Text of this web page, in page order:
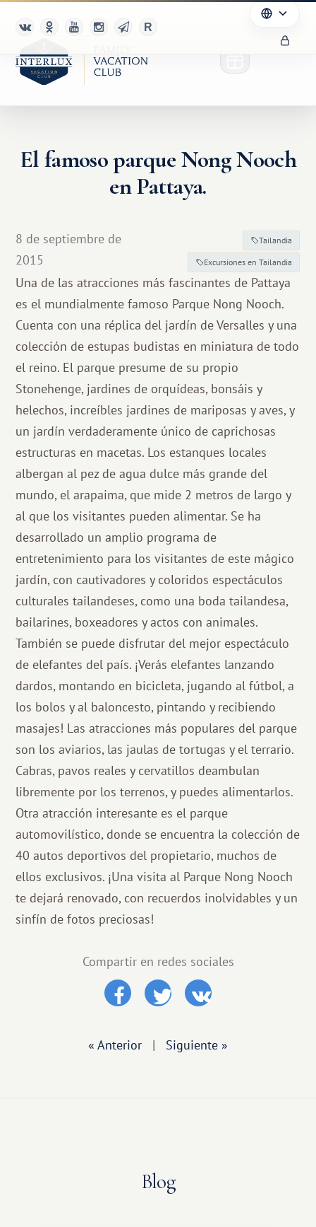
El famoso parque Nong Nooch
en Pattaya.
8 de septiembre de
2015
Tailandia
Excursiones en Tailandia
Una de las atracciones más fascinantes de Pattaya
es el mundialmente famoso Parque Nong Nooch.
Cuenta con una réplica del jardín de Versalles y una
colección de estupas budistas en miniatura de todo
el reino. El parque presume de su propio
Stonehenge, jardines de orquídeas, bonsáis y
helechos, increíbles jardines de mariposas y aves, y
un jardín verdaderamente único de caprichosas
estructuras en macetas. Los estanques locales
albergan al pez de agua dulce más grande del
mundo, el arapaima, que mide 2 metros de largo y
al que los visitantes pueden alimentar. Se ha
desarrollado un amplio programa de
entretenimiento para los visitantes de este mágico
jardín, con cautivadores y coloridos espectáculos
culturales tailandeses, como una boda tailandesa,
bailarines, boxeadores y actos con animales.
También se puede disfrutar del mejor espectáculo
de elefantes del país. ¡Verás elefantes lanzando
dardos, montando en bicicleta, jugando al fútbol, ​​a
los bolos y al baloncesto, pintando y recibiendo
masajes! Las atracciones más populares del parque
son los aviarios, las jaulas de tortugas y el terrario.
Cabras, pavos reales y cervatillos deambulan
libremente por los terrenos, y puedes alimentarlos.
Otra atracción interesante es el parque
automovilístico, donde se encuentra la colección de
40 autos deportivos del propietario, muchos de
ellos exclusivos. ¡Una visita al Parque Nong Nooch
te dejará renovado, con recuerdos inolvidables y un
sinfín de fotos preciosas!
Compartir en redes sociales
« Anterior | Siguiente »
Blog